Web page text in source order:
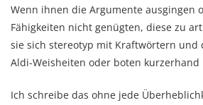
Wenn ihnen die Argumente aus­gin­gen
Fähig­keiten nicht genügten, diese zu
sie sich stereo­typ mit Kraft­wörtern und
Aldi-Weisheiten oder boten kurzerhand
Ich schreibe das ohne jede